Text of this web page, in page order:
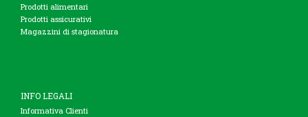
Prodotti alimentari
Prodotti assicurativi
Magazzini di stagionatura
INFO LEGALI
Informativa Clienti